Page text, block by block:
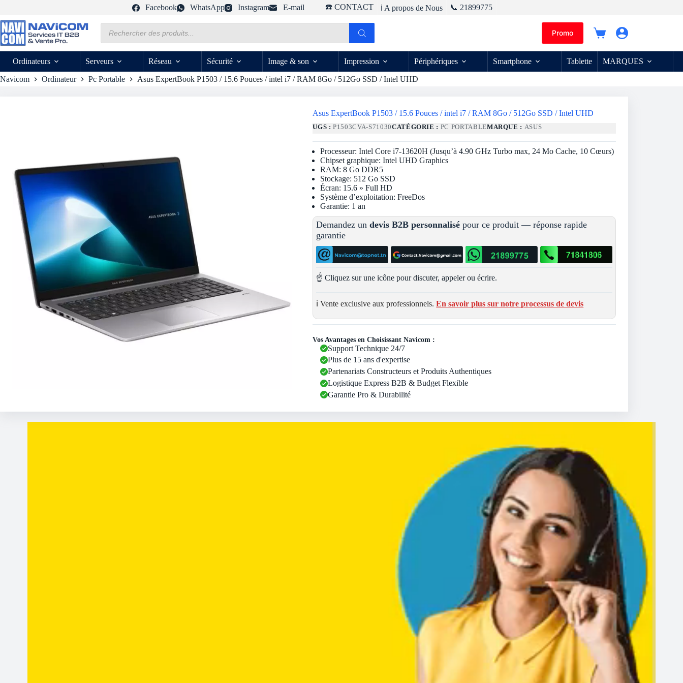
contenu
Facebook WhatsApp Instagram E-mail ☎️ CONTACT ℹ️ A propos de Nous 📞 21899775
produits
Promo
Panier
Ordinateurs
Serveurs Réseau Sécurité Image & son Impression Périphériques Smartphone Tablette MARQUES
Navicom Ordinateur Pc Portable Asus ExpertBook P1503 / 15.6 Pouces / intel i7 / RAM 8Go / 512Go SSD / Intel UHD
Asus ExpertBook P1503 / 15.6 Pouces / intel i7 / RAM 8Go / 512Go SSD / Intel UHD
UGS :P1503CVA-S71030CATÉGORIE : PC PORTABLEMARQUE : ASUS
Processeur: Intel Core i7-13620H (Jusqu’à 4.90 GHz Turbo max, 24 Mo Cache, 10 Cœurs)
Chipset graphique: Intel UHD Graphics
RAM: 8 Go DDR5
Stockage: 512 Go SSD
Écran: 15.6 » Full HD
Système d’exploitation: FreeDos
Garantie: 1 an
Demandez undevis B2B personnalisé pour ce produit — réponse rapide
garantie
☝️ Cliquez sur une icône pour discuter, appeler ou écrire.
ℹ️ Vente exclusive aux professionnels.En savoir plus sur notre processus de devis
Vos Avantages en Choisissant Navicom :
Support Technique 24/7
Plus de 15 ans d'expertise
Partenariats Constructeurs et Produits Authentiques
Logistique Express B2B & Budget Flexible
Garantie Pro & Durabilité